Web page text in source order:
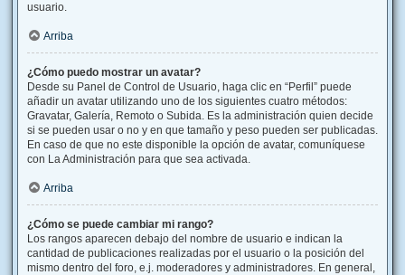
usuario.
Arriba
¿Cómo puedo mostrar un avatar?
Desde su Panel de Control de Usuario, haga clic en “Perfil” puede
añadir un avatar utilizando uno de los siguientes cuatro métodos:
Gravatar, Galería, Remoto o Subida. Es la administración quien decide
si se pueden usar o no y en que tamaño y peso pueden ser publicadas.
En caso de que no este disponible la opción de avatar, comuníquese
con La Administración para que sea activada.
Arriba
¿Cómo se puede cambiar mi rango?
Los rangos aparecen debajo del nombre de usuario e indican la
cantidad de publicaciones realizadas por el usuario o la posición del
mismo dentro del foro, e.j. moderadores y administradores. En general,